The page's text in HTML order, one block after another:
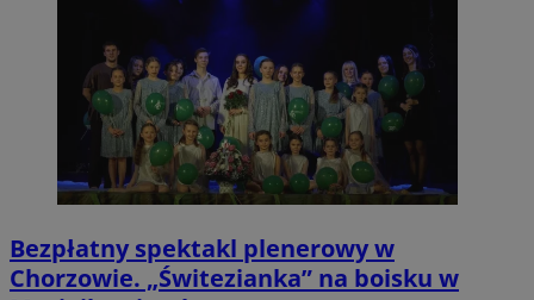
Bezpłatny spektakl plenerowy w
Chorzowie. „Świtezianka” na boisku w